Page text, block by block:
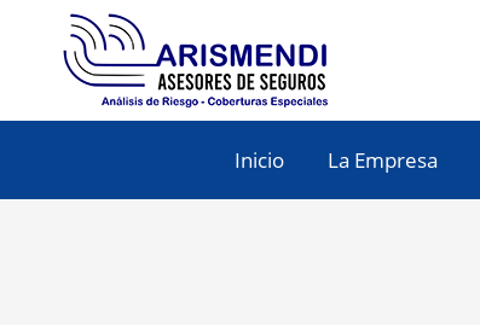
Inicio La Empresa